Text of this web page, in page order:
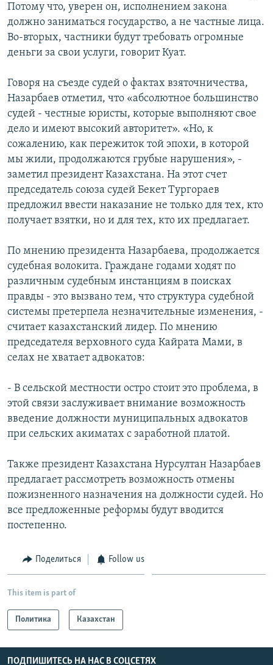
Потому что, уверен он, исполнением закона
должно заниматься государство, а не частные лица.
Во-вторых, частники будут требовать огромные
деньги за свои услуги, говорит Куат.
Говоря на съезде судей о фактах взяточничества,
Назарбаев отметил, что «абсолютное большинство
судей - честные юристы, которые выполняют свое
дело и имеют высокий авторитет». «Но, к
сожалению, как пережиток той эпохи, в которой
мы жили, продолжаются грубые нарушения», -
заметил президент Казахстана. На этот счет
председатель союза судей Бекет Тургораев
предложил ввести наказание не только для тех, кто
получает взятки, но и для тех, кто их предлагает.
По мнению президента Назарбаева, продолжается
судебная волокита. Граждане годами ходят по
различным судебным инстанциям в поисках
правды - это вызвано тем, что структура судебной
системы претерпела незначительные изменения, -
считает казахстанский лидер. По мнению
председателя верховного суда Кайрата Мами, в
селах не хватает адвокатов:
- В сельской местности остро стоит это проблема, в
этой связи заслуживает внимание возможность
введение должности муниципальных адвокатов
при сельских акиматах с заработной платой.
Также президент Казахстана Нурсултан Назарбаев
предлагает рассмотреть возможность отмены
пожизненного назначения на должности судей. Но
все предложенные реформы будут вводится
постепенно.
Поделиться Follow us
This item is part of
Политика Казахстан
ПОДПИШИТЕСЬ НА НАС В СОЦСЕТЯХ